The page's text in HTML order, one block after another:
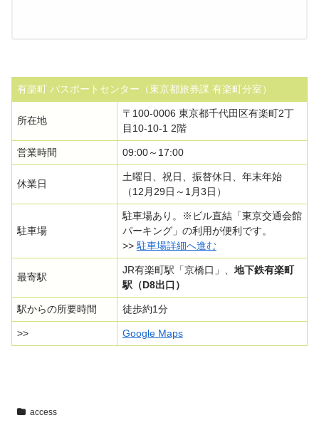
有楽町 パスポートセンター（東京都旅券課 有楽町分室）
所在地
〒100-0006 東京都千代田区有楽町2丁
目10-10-1 2階
営業時間 09:00～17:00
休業日
土曜日、祝日、振替休日、年末年始
（12月29日～1月3日）
駐車場
駐車場あり。※ビル直結「東京交通会館
パーキング」の利用が便利です。
>>駐車場詳細へ進む
最寄駅
JR有楽町駅「京橋口」、 地下鉄有楽町
駅（D8出口）
駅からの所要時間 徒歩約1分
>> Google Maps
access